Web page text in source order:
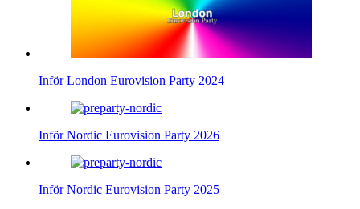
Inför London Eurovision Party 2024
Inför Nordic Eurovision Party 2026
Inför Nordic Eurovision Party 2025